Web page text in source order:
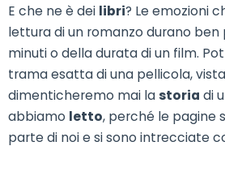
E che ne è dei libri? Le emozioni
lettura di un romanzo durano ben
minuti o della durata di un film.
trama esatta di una pellicola,
dimenticheremo mai la storia di
abbiamo letto, perché le pagine
parte di noi e si sono intrecciate